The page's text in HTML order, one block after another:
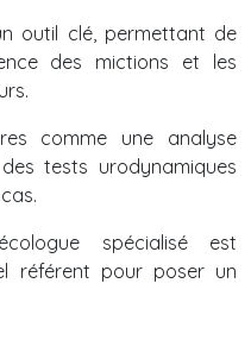
outil clé, permettant de
des mictions et les
comme une analyse
tests urodynamiques
spécialisé est
référent pour poser un